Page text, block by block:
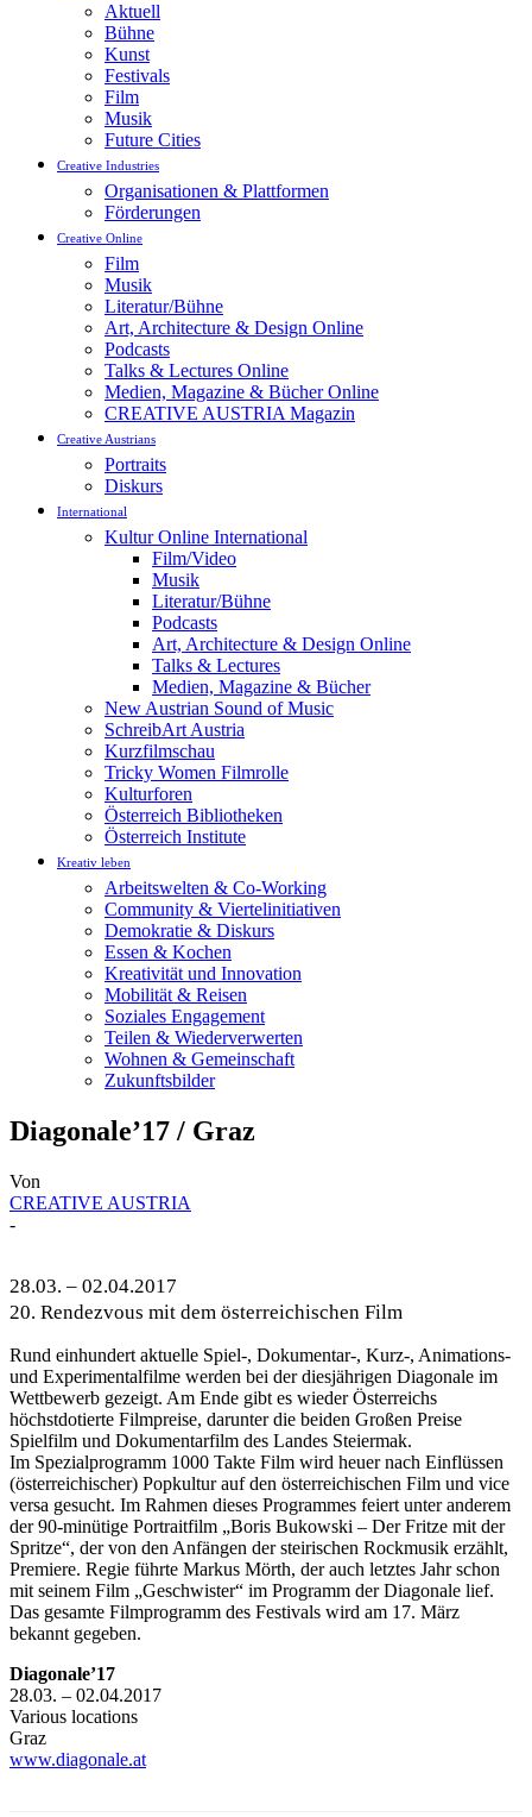
Aktuell
Bühne
Kunst
Festivals
Film
Musik
Future Cities
Creative Industries
Organisationen & Plattformen
Förderungen
Creative Online
Film
Musik
Literatur/Bühne
Art, Architecture & Design Online
Podcasts
Talks & Lectures Online
Medien, Magazine & Bücher Online
CREATIVE AUSTRIA Magazin
Creative Austrians
Portraits
Diskurs
International
Kultur Online International
Film/Video
Musik
Literatur/Bühne
Podcasts
Art, Architecture & Design Online
Talks & Lectures
Medien, Magazine & Bücher
New Austrian Sound of Music
SchreibArt Austria
Kurzfilmschau
Tricky Women Filmrolle
Kulturforen
Österreich Bibliotheken
Österreich Institute
Kreativ leben
Arbeitswelten & Co-Working
Community & Viertelinitiativen
Demokratie & Diskurs
Essen & Kochen
Kreativität und Innovation
Mobilität & Reisen
Soziales Engagement
Teilen & Wiederverwerten
Wohnen & Gemeinschaft
Zukunftsbilder
Diagonale’17 / Graz
Von
CREATIVE AUSTRIA
-
28.03. – 02.04.2017
20. Rendezvous mit dem österreichischen Film
Rund einhundert aktuelle Spiel-, Dokumentar-, Kurz-, Animations-
und Experimentalfilme werden bei der diesjährigen Diagonale im
Wettbewerb gezeigt. Am Ende gibt es wieder Österreichs
höchstdotierte Filmpreise, darunter die beiden Großen Preise
Spielfilm und Dokumentarfilm des Landes Steiermak.
Im Spezialprogramm 1000 Takte Film wird heuer nach Einflüssen
(österreichischer) Popkultur auf den österreichischen Film und vice
versa gesucht. Im Rahmen dieses Programmes feiert unter anderem
der 90-minütige Portraitfilm „Boris Bukowski – Der Fritze mit der
Spritze“, der von den Anfängen der steirischen Rockmusik erzählt,
Premiere. Regie führte Markus Mörth, der auch letztes Jahr schon
mit seinem Film „Geschwister“ im Programm der Diagonale lief.
Das gesamte Filmprogramm des Festivals wird am 17. März
bekannt gegeben.
Diagonale’17
28.03. – 02.04.2017
Various locations
Graz
www.diagonale.at